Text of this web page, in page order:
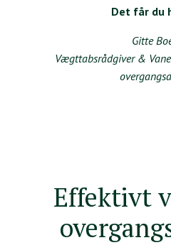
Det får du
Gitte
Vægttabsrådgiver &
Effektivt